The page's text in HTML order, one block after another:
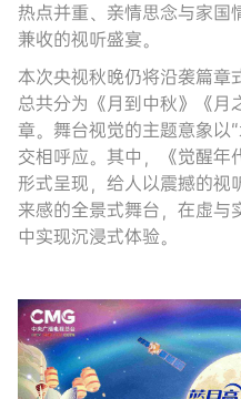
热点并重、亲情思念与家国
兼收的视听盛宴。
本次央视秋晚仍将沿袭篇章
总共分为《月到中秋》《月
章。舞台视觉的主题意象以
交相呼应。其中，《觉醒年
形式呈现，给人以震撼的视
来感的全景式舞台，在虚与
中实现沉浸式体验。